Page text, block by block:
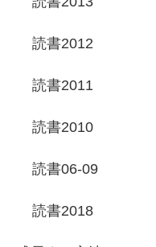
読書2012
読書2011
読書2010
読書06-09
読書2018